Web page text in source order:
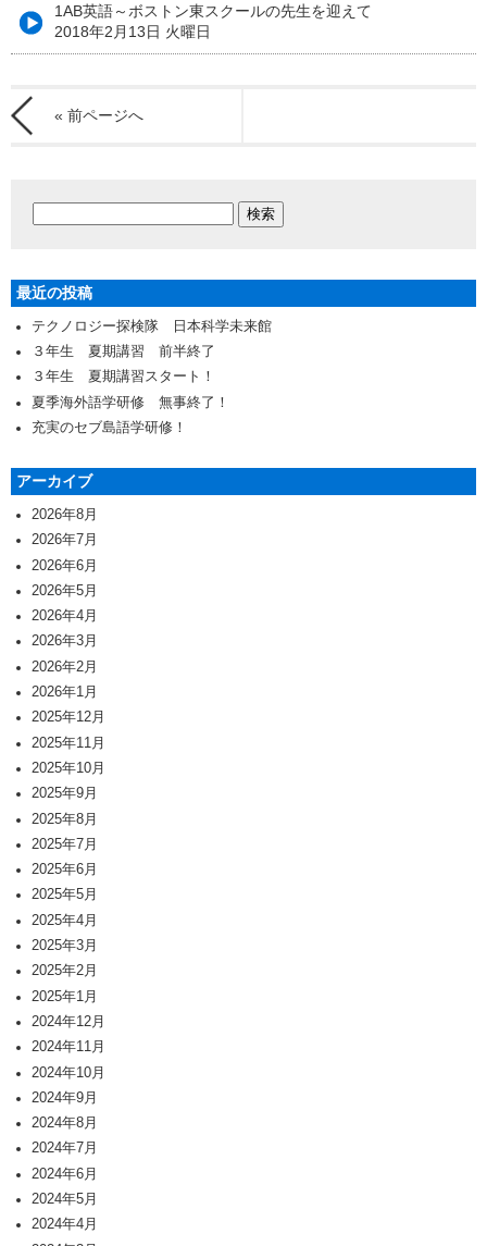
1AB英語～ボストン東スクールの先生を迎えて
2018年2月13日 火曜日
« 前ページへ
最近の投稿
テクノロジー探検隊 日本科学未来館
３年生 夏期講習 前半終了
３年生 夏期講習スタート！
夏季海外語学研修 無事終了！
充実のセブ島語学研修！
アーカイブ
2026年8月
2026年7月
2026年6月
2026年5月
2026年4月
2026年3月
2026年2月
2026年1月
2025年12月
2025年11月
2025年10月
2025年9月
2025年8月
2025年7月
2025年6月
2025年5月
2025年4月
2025年3月
2025年2月
2025年1月
2024年12月
2024年11月
2024年10月
2024年9月
2024年8月
2024年7月
2024年6月
2024年5月
2024年4月